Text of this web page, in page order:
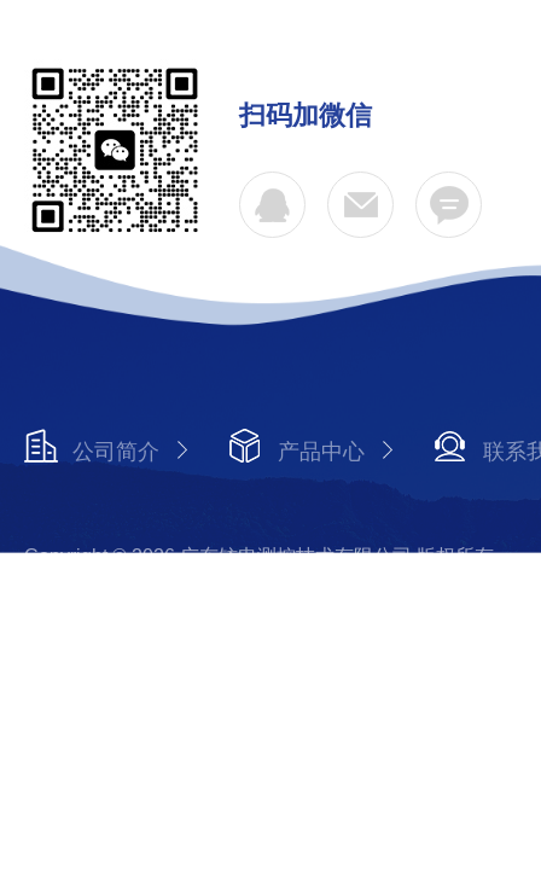
扫码加微信
公司简介 产品中心 联系
Copyright © 2026 广东铱电测控技术有限公司 版权所有